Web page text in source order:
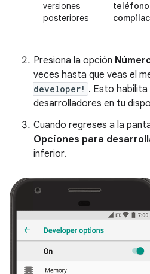
versiones
posteriores
teléfono
Presiona la opción
veces hasta que veas el
developer! . Esto
desarrolladores en tu
Cuando regreses a la
Opciones para
inferior.